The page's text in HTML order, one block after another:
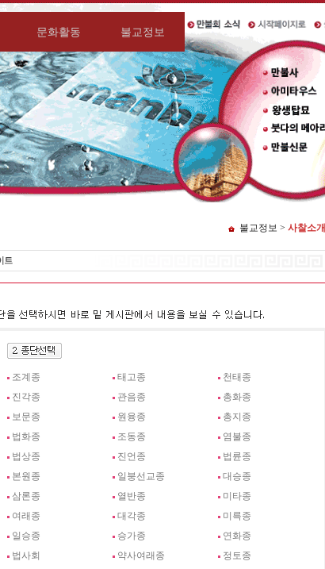
문화활동 불교정보
불교정보 > 사찰소개
조계종 태고종
천태종
진각종
관음종
총화종
보문종
원융종
총지종
법화종
조동종
염불종
법상종
진언종
법륜종
본원종
일붕선교종
대승종
삼론종
열반종
미타종
여래종
대각종
미륵종
일승종
승가종
연화종
법사회
약사여래종
정토종